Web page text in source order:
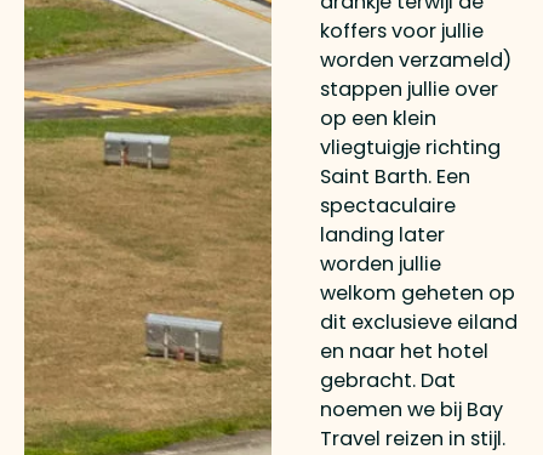
koffers voor jullie
worden verzameld)
stappen jullie over
op een klein
vliegtuigje richting
Saint Barth. Een
spectaculaire
landing later
worden jullie
welkom geheten op
dit exclusieve eiland
en naar het hotel
gebracht. Dat
noemen we bij Bay
Travel reizen in stijl.